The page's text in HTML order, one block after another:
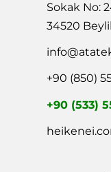
Sokak No:
34520
+90 (850)
+90 (533)